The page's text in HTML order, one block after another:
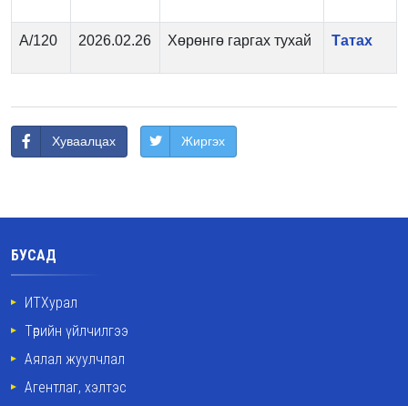
А/120 2026.02.26 Хөрөнгө гаргах тухай Татах
Хуваалцах Жиргэх
БУСАД
ИТХурал
Төрийн үйлчилгээ
Аялал жуулчлал
Агентлаг, хэлтэс